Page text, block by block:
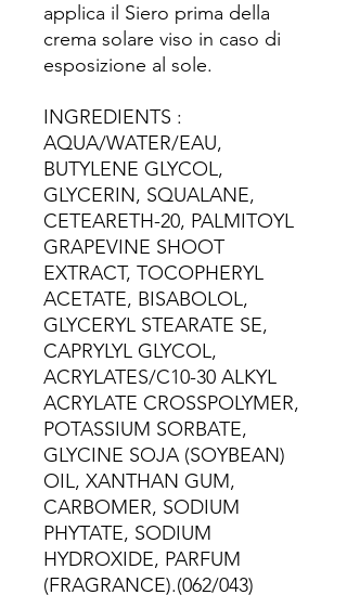
applica il Siero prima della
crema solare viso in caso di
esposizione al sole.
INGREDIENTS :
AQUA/WATER/EAU,
BUTYLENE GLYCOL,
GLYCERIN, SQUALANE,
CETEARETH-20, PALMITOYL
GRAPEVINE SHOOT
EXTRACT, TOCOPHERYL
ACETATE, BISABOLOL,
GLYCERYL STEARATE SE,
CAPRYLYL GLYCOL,
ACRYLATES/C10-30 ALKYL
ACRYLATE CROSSPOLYMER,
POTASSIUM SORBATE,
GLYCINE SOJA (SOYBEAN)
OIL, XANTHAN GUM,
CARBOMER, SODIUM
PHYTATE, SODIUM
HYDROXIDE, PARFUM
(FRAGRANCE).(062/043)